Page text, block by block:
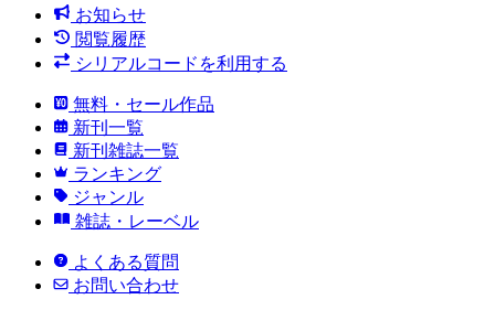
お知らせ
閲覧履歴
シリアルコードを利用する
無料・セール作品
新刊一覧
新刊雑誌一覧
ランキング
ジャンル
雑誌・レーベル
よくある質問
お問い合わせ